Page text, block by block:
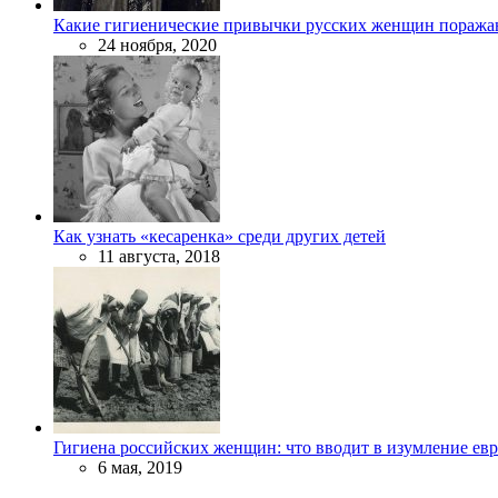
Какие гигиенические привычки русских женщин
24 ноября, 2020
Как узнать «кесаренка» среди других детей
11 августа, 2018
Гигиена российских женщин: что вводит в изумление
6 мая, 2019